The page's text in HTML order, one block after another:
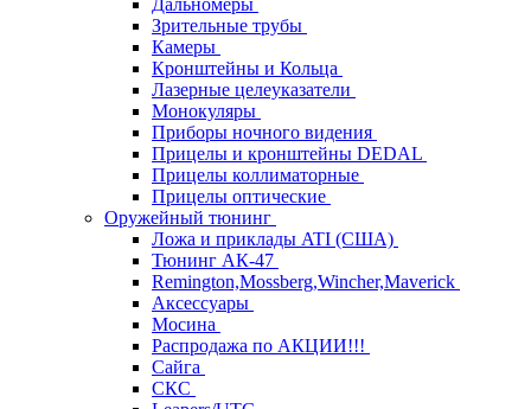
Дальномеры
Зрительные трубы
Камеры
Кронштейны и Кольца
Лазерные целеуказатели
Монокуляры
Приборы ночного видения
Прицелы и кронштейны DEDAL
Прицелы коллиматорные
Прицелы оптические
Оружейный тюнинг
Ложа и приклады ATI (США)
Тюнинг АК-47
Remington,Mossberg,Wincher,Maverick
Аксессуары
Мосина
Распродажа по АКЦИИ!!!
Сайга
СКС